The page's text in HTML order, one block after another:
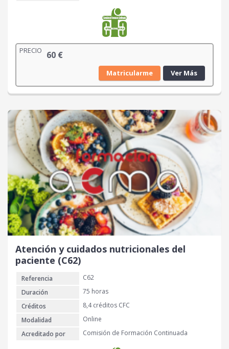
PRECIO 60 €
Matricularme Ver Más
Atención y cuidados nutricionales del
paciente (C62)
Referencia
C62
Duración
75 horas
Créditos
8,4 créditos CFC
Modalidad
Online
Acreditado por
Comisión de Formación Continuada